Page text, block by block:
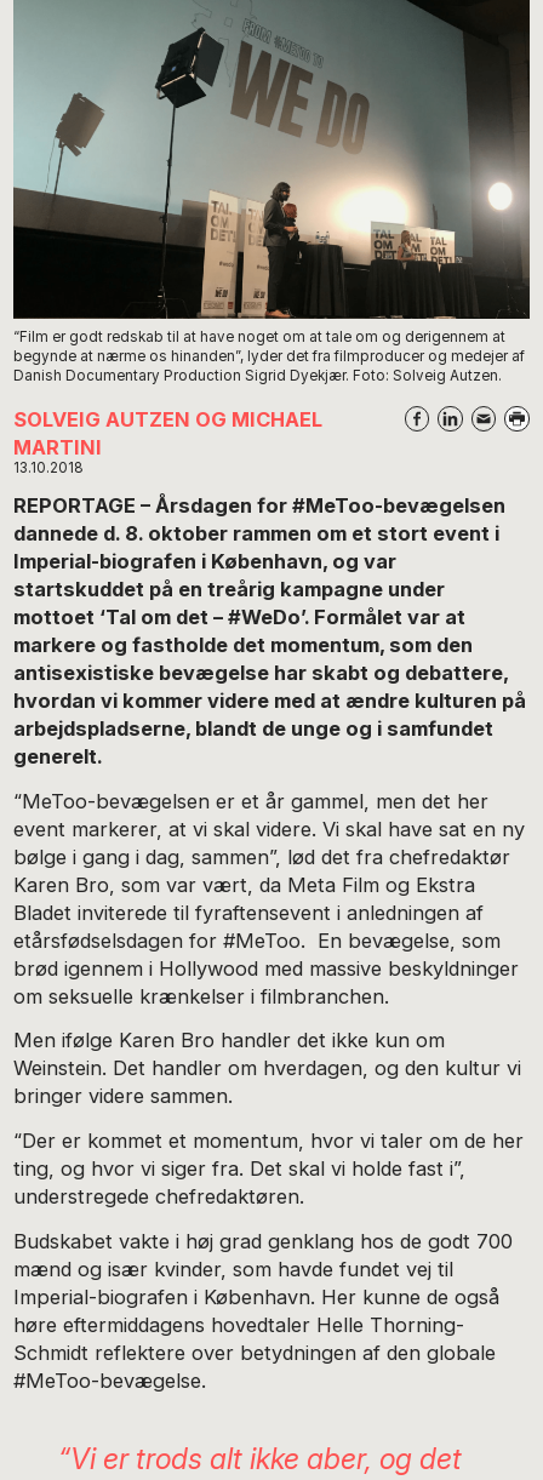
“Film er godt redskab til at have noget om at tale om og derigennem at
begynde at nærme os hinanden”, lyder det fra filmproducer og medejer af
Danish Documentary Production Sigrid Dyekjær. Foto: Solveig Autzen.
SOLVEIG AUTZEN OG MICHAEL
MARTINI
13.10.2018
REPORTAGE – Årsdagen for #MeToo-bevægelsen
dannede d. 8. oktober rammen om et stort event i
Imperial-biografen i København, og var
startskuddet på en treårig kampagne under
mottoet ‘Tal om det – #WeDo’. Formålet var at
markere og fastholde det momentum, som den
antisexistiske bevægelse har skabt og debattere,
hvordan vi kommer videre med at ændre kulturen på
arbejdspladserne, blandt de unge og i samfundet
generelt.
“MeToo-bevægelsen er et år gammel, men det her
event markerer, at vi skal videre. Vi skal have sat en ny
bølge i gang i dag, sammen”, lød det fra chefredaktør
Karen Bro, som var vært, da Meta Film og Ekstra
Bladet inviterede til fyraftensevent i anledningen af
etårsfødselsdagen for #MeToo. En bevægelse, som
brød igennem i Hollywood med massive beskyldninger
om seksuelle krænkelser i filmbranchen.
Men ifølge Karen Bro handler det ikke kun om
Weinstein. Det handler om hverdagen, og den kultur vi
bringer videre sammen.
“Der er kommet et momentum, hvor vi taler om de her
ting, og hvor vi siger fra. Det skal vi holde fast i”,
understregede chefredaktøren.
Budskabet vakte i høj grad genklang hos de godt 700
mænd og især kvinder, som havde fundet vej til
Imperial-biografen i København. Her kunne de også
høre eftermiddagens hovedtaler Helle Thorning-
Schmidt reflektere over betydningen af den globale
#MeToo-bevægelse.
“Vi er trods alt ikke aber, og det